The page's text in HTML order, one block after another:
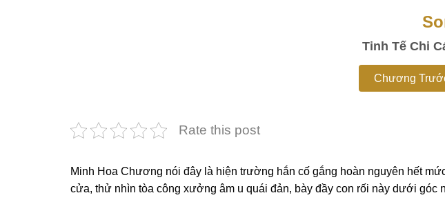
Tinh Tế Chi
Chương
Rate this post
Minh Hoa Chương nói đây là hiện trường hắn cố gắng hoàn nguyên hết
cửa, thử nhìn tòa công xưởng âm u quái đản, bày đầy con rối này dưới góc